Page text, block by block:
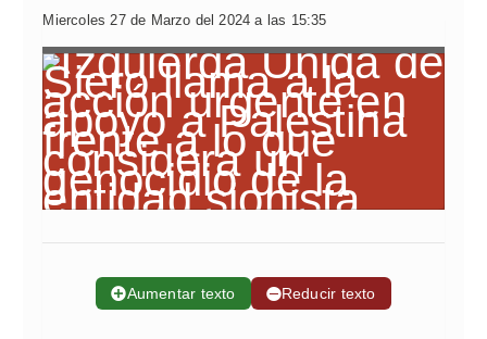
Miercoles 27 de Marzo del 2024 a las 15:35
➕Aumentar texto ➖Reducir texto